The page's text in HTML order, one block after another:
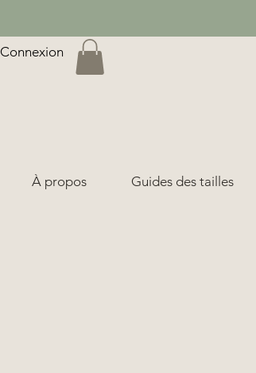
Connexion
À propos Guides des tailles